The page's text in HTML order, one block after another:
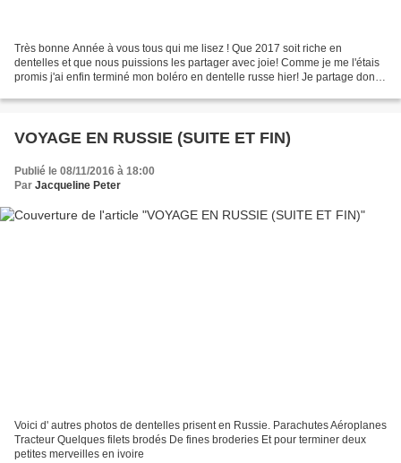
Très bonne Année à vous tous qui me lisez ! Que 2017 soit riche en
dentelles et que nous puissions les partager avec joie! Comme je me l'étais
promis j'ai enfin terminé mon boléro en dentelle russe hier! Je partage donc
VOYAGE EN RUSSIE (SUITE ET FIN)
Publié le 08/11/2016 à 18:00
Par Jacqueline Peter
Voici d' autres photos de dentelles prisent en Russie. Parachutes Aéroplanes
Tracteur Quelques filets brodés De fines broderies Et pour terminer deux
petites merveilles en ivoire